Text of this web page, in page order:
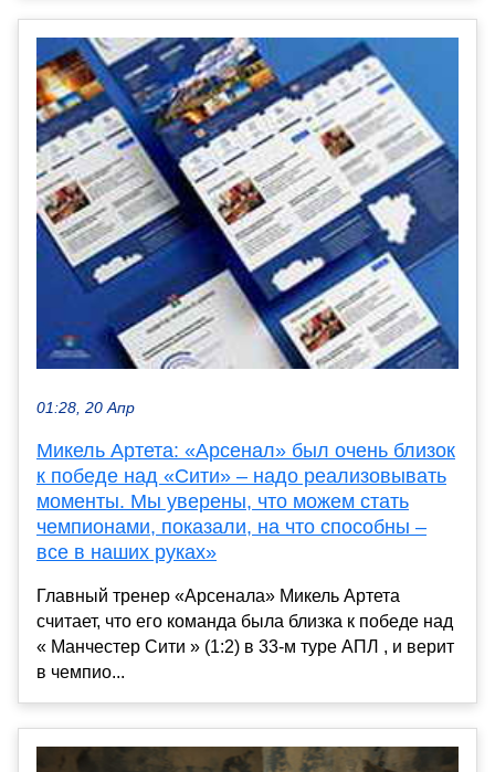
01:28, 20 Апр
Микель Артета: «Арсенал» был очень близок
к победе над «Сити» – надо реализовывать
моменты. Мы уверены, что можем стать
чемпионами, показали, на что способны –
все в наших руках»
Главный тренер «Арсенала» Микель Артета
считает, что его команда была близка к победе над
« Манчестер Сити » (1:2) в 33-м туре АПЛ , и верит
в чемпио...